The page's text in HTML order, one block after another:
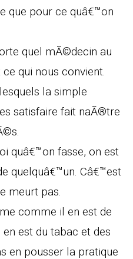
que pour ce quâ€™on
quel mÃ©decin au
qui nous convient.
la simple
satisfaire fait naÃ®tre
quâ€™on fasse, on est
quelquâ€™un. Câ€™est
meurt pas.
comme il en est de
est du tabac et des
en pousser la pratique